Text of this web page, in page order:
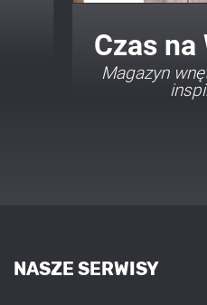
Twój
Porady i
NASZE SERWISY